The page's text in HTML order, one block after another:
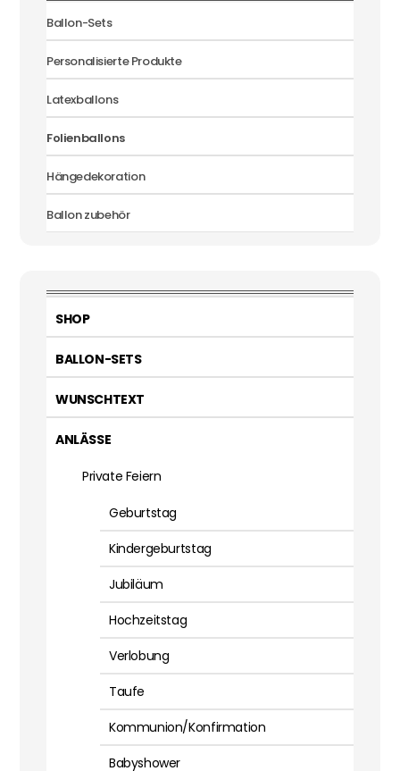
Ballon-Sets
Personalisierte Produkte
Latexballons
Folienballons
Hängedekoration
Ballon zubehör
SHOP
BALLON-SETS
WUNSCHTEXT
ANLÄSSE
Private Feiern
Geburtstag
Kindergeburtstag
Jubiläum
Hochzeitstag
Verlobung
Taufe
Kommunion/Konfirmation
Babyshower